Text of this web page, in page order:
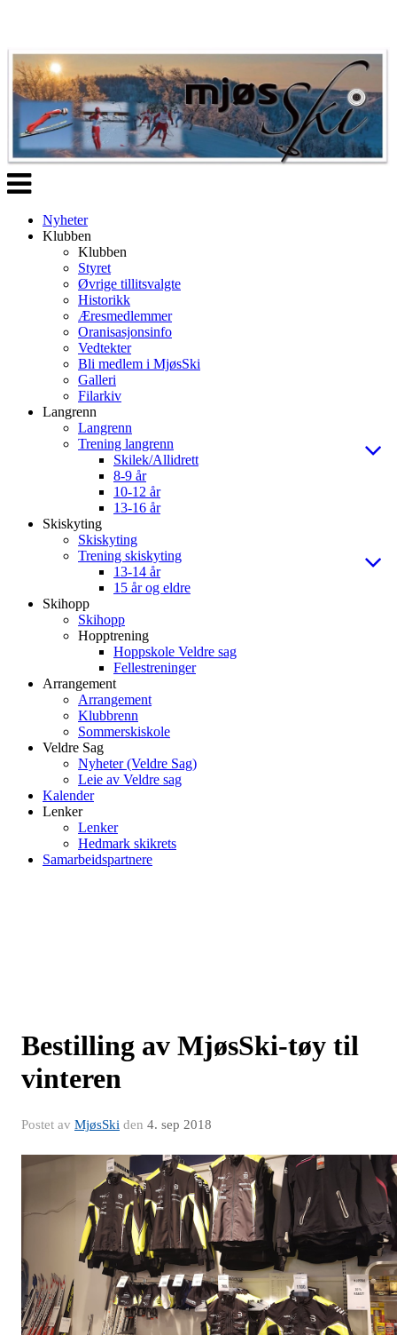
Veksle
navigasjon
Nyheter
Klubben
Klubben
Styret
Øvrige tillitsvalgte
Historikk
Æresmedlemmer
Oranisasjonsinfo
Vedtekter
Bli medlem i MjøsSki
Galleri
Filarkiv
Langrenn
Langrenn
Trening langrenn
Skilek/Allidrett
8-9 år
10-12 år
13-16 år
Skiskyting
Skiskyting
Trening skiskyting
13-14 år
15 år og eldre
Skihopp
Skihopp
Hopptrening
Hoppskole Veldre sag
Fellestreninger
Arrangement
Arrangement
Klubbrenn
Sommerskiskole
Veldre Sag
Nyheter (Veldre Sag)
Leie av Veldre sag
Kalender
Lenker
Lenker
Hedmark skikrets
Samarbeidspartnere
Bestilling av MjøsSki-tøy til
vinteren
Postet av MjøsSki den 4. sep 2018